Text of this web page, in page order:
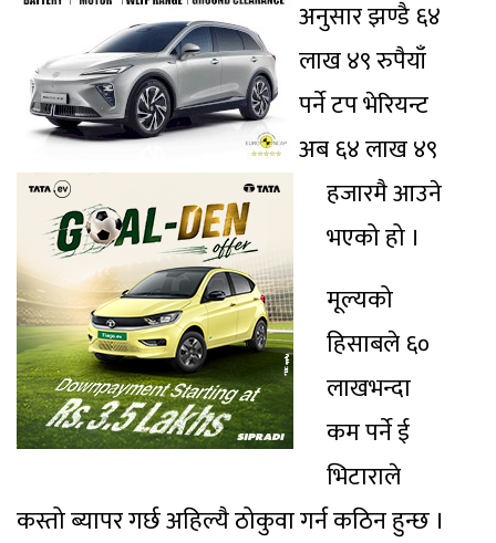
अनुसार झण्डै ६४
लाख ४९ रुपैयाँ
पर्ने टप भेरियन्ट
अब ६४ लाख ४९
हजारमै आउने
भएको हो ।
मूल्यको
हिसाबले ६०
लाखभन्दा
कम पर्ने ई
भिटाराले
कस्तो ब्यापर गर्छ अहिल्यै ठोकुवा गर्न कठिन हुन्छ ।